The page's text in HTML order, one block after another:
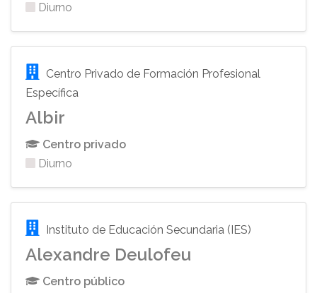
Diurno
Centro Privado de Formación Profesional
Específica
Albir
Centro privado
Diurno
Instituto de Educación Secundaria (IES)
Alexandre Deulofeu
Centro público